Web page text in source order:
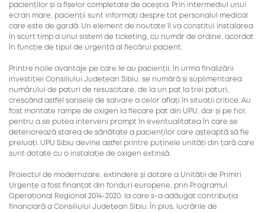
pacienților și a fișelor completate de aceștia. Prin intermediul unui
ecran mare, pacienții sunt informați despre tot personalul medical
care este de gardă. Un element de noutate îl va constitui instalarea
în scurt timp a unui sistem de ticketing, cu număr de ordine, acordat
în funcție de tipul de urgență al fiecărui pacient.
Printre noile avantaje pe care le au pacienții, în urma finalizării
investiției Consiliului Județean Sibiu, se numără și suplimentarea
numărului de paturi de resuscitare, de la un pat la trei paturi,
crescând astfel șansele de salvare a celor aflați în situații critice. Au
fost montate rampe de oxigen la fiecare pat din UPU, dar și pe hol,
pentru a se putea interveni prompt în eventualitatea în care se
deteriorează starea de sănătate a pacienților care așteaptă să fie
preluați. UPU Sibiu devine astfel printre puținele unități din țară care
sunt dotate cu o instalație de oxigen extinsă.
Proiectul de modernizare, extindere și dotare a Unității de Primiri
Urgențe a fost finanțat din fonduri europene, prin Programul
Operațional Regional 2014-2020, la care s-a adăugat contribuția
financiară a Consiliului Județean Sibiu. În plus, lucrările de